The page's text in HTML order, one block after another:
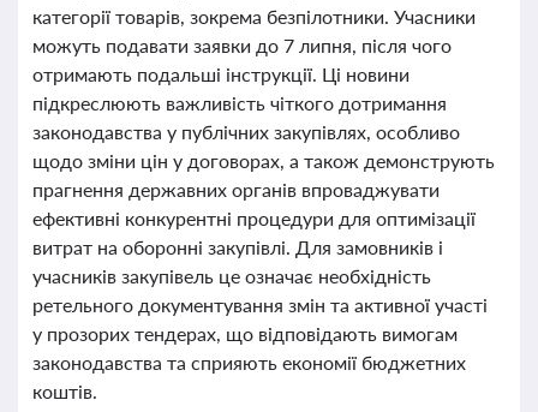
категорії товарів, зокрема безпілотники. Учасники
можуть подавати заявки до 7 липня, після чого
отримають подальші інструкції. Ці новини
підкреслюють важливість чіткого дотримання
законодавства у публічних закупівлях, особливо
щодо зміни цін у договорах, а також демонструють
прагнення державних органів впроваджувати
ефективні конкурентні процедури для оптимізації
витрат на оборонні закупівлі. Для замовників і
учасників закупівель це означає необхідність
ретельного документування змін та активної участі
у прозорих тендерах, що відповідають вимогам
законодавства та сприяють економії бюджетних
коштів.